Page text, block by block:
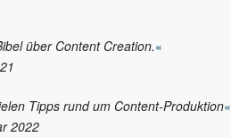
über Content Creation.«
Tipps rund um Content-Produktion«
2022